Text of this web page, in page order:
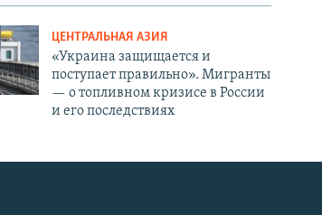
ЦЕНТРАЛЬНАЯ АЗИЯ
«Украина защищается и
поступает правильно». Мигранты
— о топливном кризисе в России
и его последствиях